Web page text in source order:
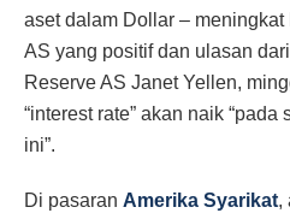
aset dalam Dollar –
AS yang positif dan ulasan
Reserve AS Janet Yellen,
“interest rate” akan naik
ini”.
Di pasaran Amerika Syarikat,